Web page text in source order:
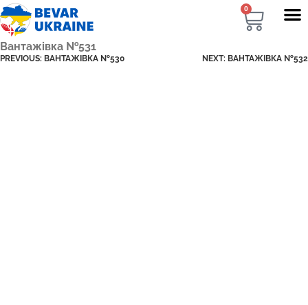
0
Вантажівка №531
PREVIOUS: ВАНТАЖІВКА №530 NEXT: ВАНТАЖІВКА №532